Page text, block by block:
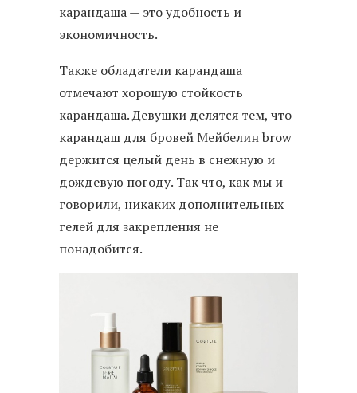
карандаша — это удобность и
экономичность.
Также обладатели карандаша
отмечают хорошую стойкость
карандаша. Девушки делятся тем, что
карандаш для бровей Мейбелин brow
держится целый день в снежную и
дождевую погоду. Так что, как мы и
говорили, никаких дополнительных
гелей для закрепления не
понадобится.